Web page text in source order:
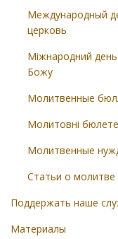
Международный
церковь
Міжнародний
Божу
Молитвенные
Молитовні
Молитвенные
Статьи о молитве
Поддержать наше
Материалы